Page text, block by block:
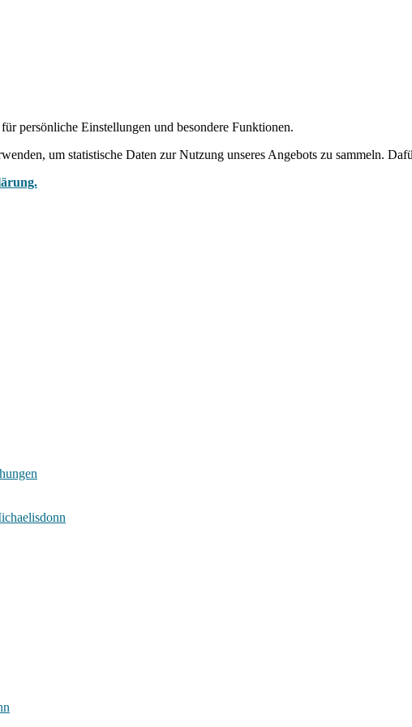
persönliche Einstellungen und besondere Funktionen.
um statistische Daten zur Nutzung unseres Angebots zu sammeln.